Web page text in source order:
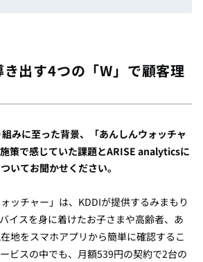
き出す4つの 「W」で顧客理
みに至った背景、「あんしんウォッチャ
策で感じていた課題とARISE analyticsに
いてお聞かせください。
ッチャー」は、KDDIが提供するみまもり
イスを身に着けたお子さまや高齢者、あ
地をスマホアプリから簡単に確認するこ
ビスの中でも、月額539円の契約で2台の